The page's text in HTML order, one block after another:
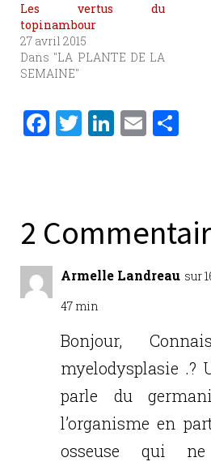
Les vertus du
topinambour
27 avril 2015
Dans "LA PLANTE DE LA
SEMAINE"
F
b
o
o
k
T
r
Li
dI
n
E
er
2
Armelle Landreau sur
47 min
Bonjour,
myelodysplasie .?
parle du
l’organisme en
osseuse qui